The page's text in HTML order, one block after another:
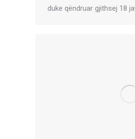
duke qëndruar gjithsej 18